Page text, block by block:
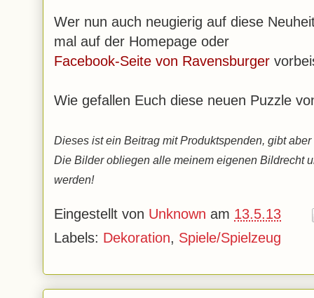
Wer nun auch neugierig auf diese
mal auf der Homepage oder
Facebook-Seite von Ravensburger
Wie gefallen Euch diese neuen Puzzle
Dieses ist ein Beitrag mit Produktspenden, gibt
Die Bilder obliegen alle meinem eigenen Bildrecht
werden!
Eingestellt von Unknown am 13.5.13
Labels: Dekoration, Spiele/Spielzeug